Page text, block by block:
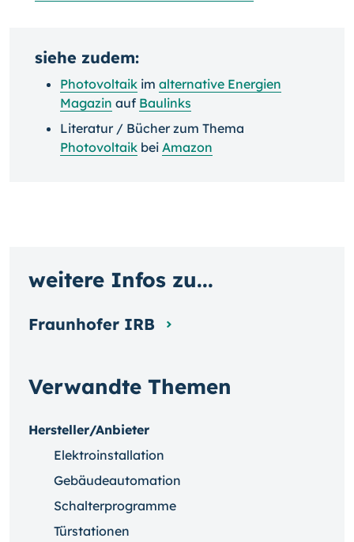
siehe zudem:
Photovoltaik im alternative Energien
Magazin auf Baulinks
Literatur / Bücher zum Thema
Photovoltaik bei Amazon
Verwandte Themen
Hersteller/Anbieter
Elektroinstallation
Gebäudeautomation
Schalterprogramme
Türstationen
weitere Infos zu...
Fraunhofer IRB